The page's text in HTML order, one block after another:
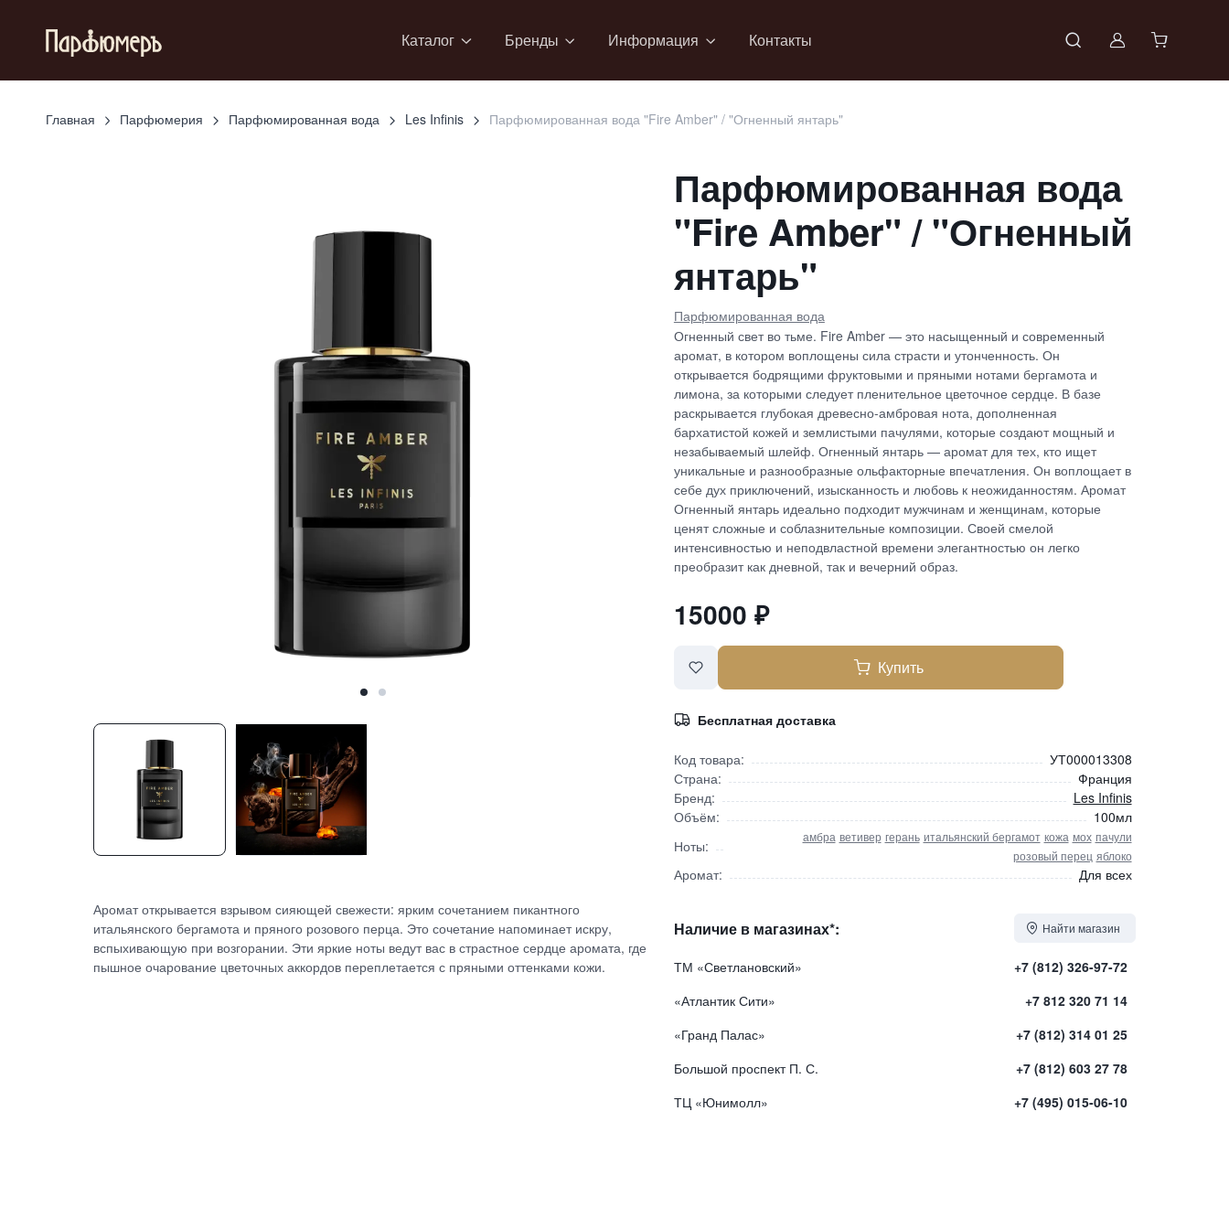
Каталог Бренды Информация Контакты Войти в
Главная Парфюмерия Парфюмированная вода Les Infinis Парфюмированная вода "Fire Amber" / "Огненный янтарь"
Аромат открывается взрывом сияющей свежести: ярким сочетанием пикантного
итальянского бергамота и пряного розового перца. Это сочетание напоминает искру,
вспыхивающую при возгорании. Эти яркие ноты ведут вас в страстное сердце аромата, где
пышное очарование цветочных аккордов переплетается с пряными оттенками кожи.
Парфюмированная вода
"Fire Amber" / "Огненный
янтарь"
Парфюмированная вода
Огненный свет во тьме. Fire Amber — это насыщенный и современный
аромат, в котором воплощены сила страсти и утонченность. Он
открывается бодрящими фруктовыми и пряными нотами бергамота и
лимона, за которыми следует пленительное цветочное сердце. В базе
раскрывается глубокая древесно-амбровая нота, дополненная
бархатистой кожей и землистыми пачулями, которые создают мощный и
незабываемый шлейф. Огненный янтарь — аромат для тех, кто ищет
уникальные и разнообразные ольфакторные впечатления. Он воплощает в
себе дух приключений, изысканность и любовь к неожиданностям. Аромат
Огненный янтарь идеально подходит мужчинам и женщинам, которые
ценят сложные и соблазнительные композиции. Своей смелой
интенсивностью и неподвластной времени элегантностью он легко
преобразит как дневной, так и вечерний образ.
15000 ₽
Купить
Бесплатная доставка
Код товара:
УТ000013308
Страна:
Франция
Бренд:
Les Infinis
Объём:
100мл
Ноты:
амбра ветивер герань итальянский бергамот кожа мох пачули
розовый перец яблоко
Аромат: Для всех
Наличие в магазинах*: Найти магазин
ТМ «Светлановский»
+7 (812) 326-97-72
«Атлантик Сити»
+7 812 320 71 14
«Гранд Палас»
+7 (812) 314 01 25
Большой проспект П. С.
+7 (812) 603 27 78
ТЦ «Юнимолл»
+7 (495) 015-06-10